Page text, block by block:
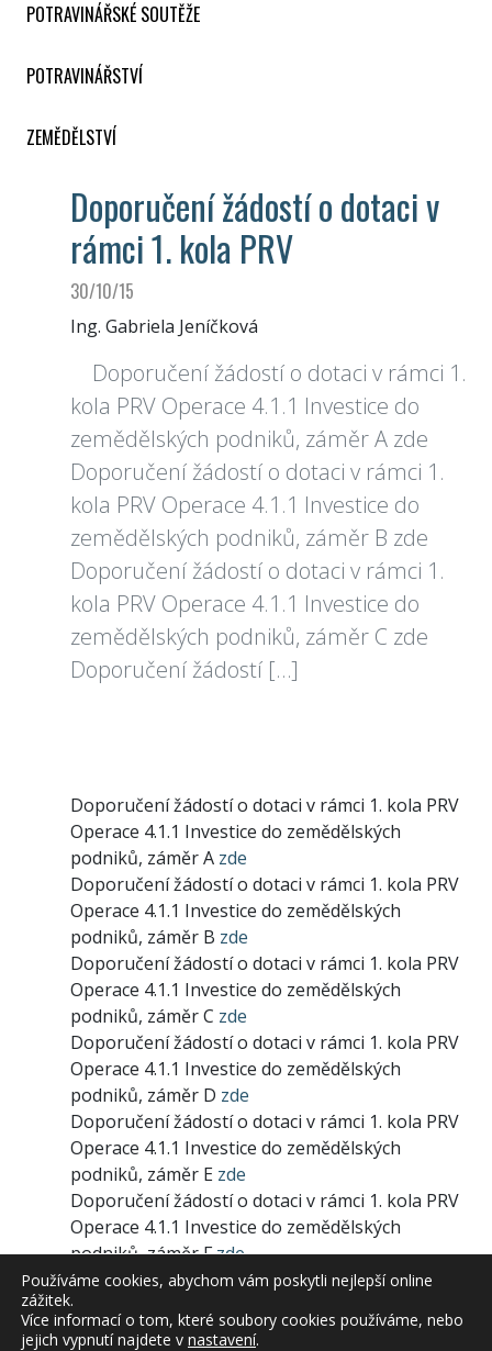
POTRAVINÁŘSKÉ SOUTĚŽE
POTRAVINÁŘSTVÍ
ZEMĚDĚLSTVÍ
Doporučení žádostí o dotaci v
rámci 1. kola PRV
30/10/15
Ing. Gabriela Jeníčková
Doporučení žádostí o dotaci v rámci 1.
kola PRV Operace 4.1.1 Investice do
zemědělských podniků, záměr A zde
Doporučení žádostí o dotaci v rámci 1.
kola PRV Operace 4.1.1 Investice do
zemědělských podniků, záměr B zde
Doporučení žádostí o dotaci v rámci 1.
kola PRV Operace 4.1.1 Investice do
zemědělských podniků, záměr C zde
Doporučení žádostí […]
Doporučení žádostí o dotaci v rámci 1. kola PRV
Operace 4.1.1 Investice do zemědělských
podniků, záměr A zde
Doporučení žádostí o dotaci v rámci 1. kola PRV
Operace 4.1.1 Investice do zemědělských
podniků, záměr B zde
Doporučení žádostí o dotaci v rámci 1. kola PRV
Operace 4.1.1 Investice do zemědělských
podniků, záměr C zde
Doporučení žádostí o dotaci v rámci 1. kola PRV
Operace 4.1.1 Investice do zemědělských
podniků, záměr D zde
Doporučení žádostí o dotaci v rámci 1. kola PRV
Operace 4.1.1 Investice do zemědělských
podniků, záměr E zde
Doporučení žádostí o dotaci v rámci 1. kola PRV
Operace 4.1.1 Investice do zemědělských
podniků, záměr Fzde
Doporučení žádostí o dotaci v rámci 1. kola PRV
Operace 4.1.1 Investice do zemědělských
podniků, záměr Gzde
Používáme cookies, abychom vám poskytli nejlepší online
zážitek.
Více informací o tom, které soubory cookies používáme, nebo
jejich vypnutí najdete v nastavení.